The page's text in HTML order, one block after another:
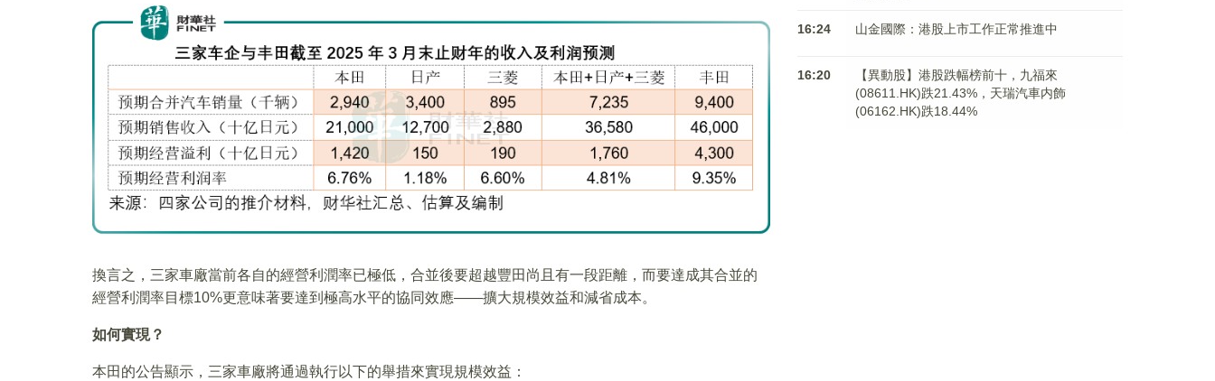
換言之，三家車廠當前各自的經營利潤率已極低，合並後要超越豐田尚且有一段距離，而要達成其合並的
經營利潤率目標10%更意味著要達到極高水平的協同效應——擴大規模效益和減省成本。
如何實現？
本田的公告顯示，三家車廠將通過執行以下的舉措來實現規模效益：
16:24 山金國際：港股上市工作正常推進中
16:20
【異動股】港股跌幅榜前十，九福來
(08611.HK)跌21.43%，天瑞汽車内飾
(06162.HK)跌18.44%